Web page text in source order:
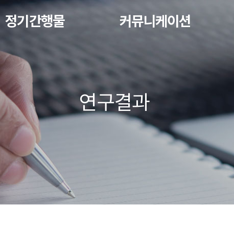
정기간행물 커뮤니케이션
연구결과